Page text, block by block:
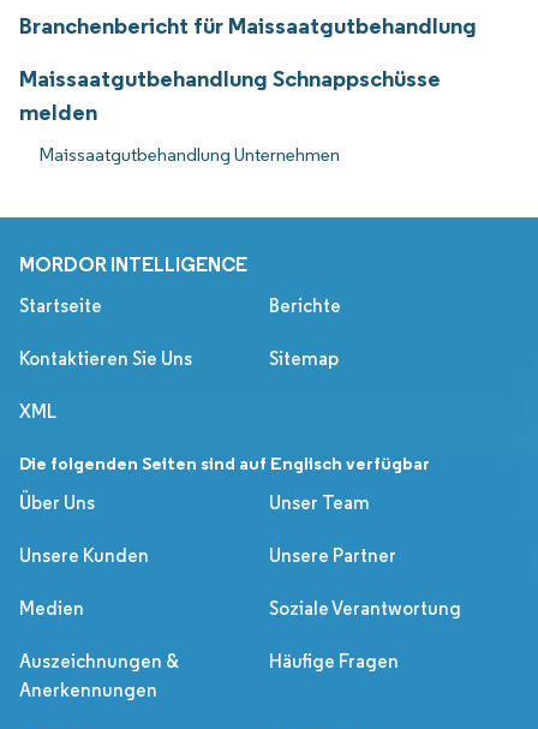
Branchenbericht für Maissaatgutbehandlung
Maissaatgutbehandlung Schnappschüsse
melden
Maissaatgutbehandlung Unternehmen
MORDOR INTELLIGENCE
Startseite Berichte
Kontaktieren Sie Uns Sitemap
XML
Die folgenden Seiten sind auf Englisch verfügbar
Über Uns
Unser Team
Unsere Kunden Unsere Partner
Medien Soziale Verantwortung
Auszeichnungen &
Anerkennungen
Häufige Fragen